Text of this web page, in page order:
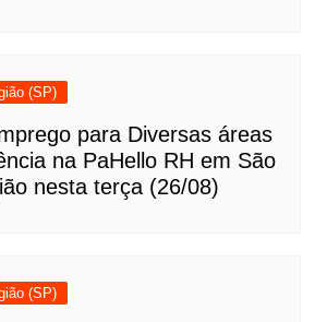
(SP)
para Diversas áreas
na PaHello RH em São
nesta terça (26/08)
(SP)